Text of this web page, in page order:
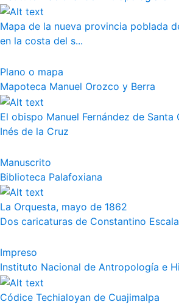
Mapa de la nueva provincia poblada
en la costa del s...
Plano o mapa
Mapoteca Manuel Orozco y Berra
El obispo Manuel Fernández de Santa
Inés de la Cruz
Manuscrito
Biblioteca Palafoxiana
La Orquesta, mayo de 1862
Dos caricaturas de Constantino
Impreso
Instituto Nacional de Antropología e
Códice Techialoyan de Cuajimalpa